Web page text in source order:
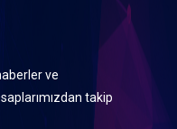
ve
takip